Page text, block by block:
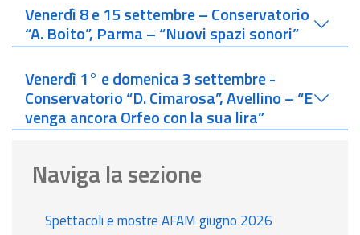
Venerdì 8 e 15 settembre – Conservatorio
“A. Boito”, Parma – “Nuovi spazi sonori”
Venerdì 1° e domenica 3 settembre -
Conservatorio “D. Cimarosa”, Avellino – “E
venga ancora Orfeo con la sua lira”
Naviga la sezione
Spettacoli e mostre AFAM giugno 2026